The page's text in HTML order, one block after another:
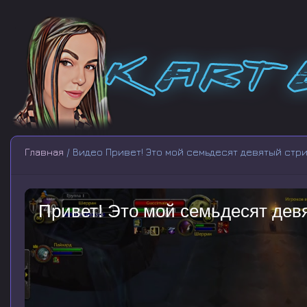
Главная / Видео Привет! Это мой семьдесят девятый